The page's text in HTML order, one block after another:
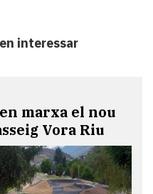
interessar
marxa el nou
Vora Riu